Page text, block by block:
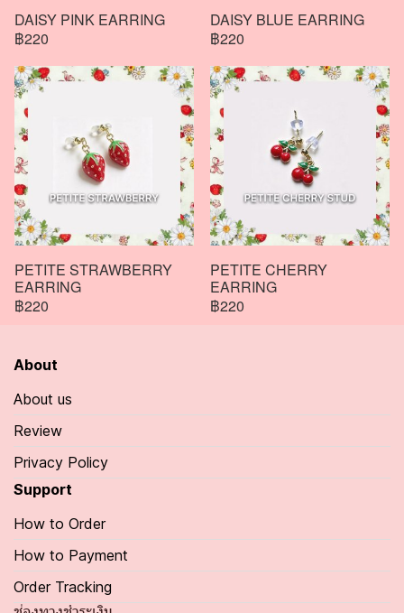
DAISY PINK EARRING
฿220
DAISY BLUE EARRING
฿220
PETITE STRAWBERRY
EARRING
฿220
PETITE CHERRY
EARRING
฿220
About
About us
Review
Privacy Policy
Support
How to Order
How to Payment
Order Tracking